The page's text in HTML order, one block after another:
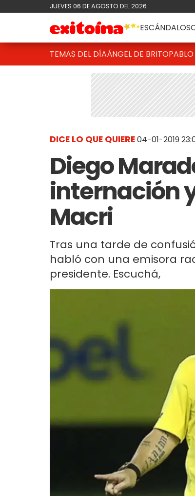
JUEVES 06 DE AGOSTO DEL 2026
ESCÁNDALOS
TEMAS DEL DÍAÁNGEL DE BRITO
DICE LO QUE QUIERE04-01-2019
Diego
internación
Macri
Tras una tarde de
habló con una emisora
presidente. Escuchá,